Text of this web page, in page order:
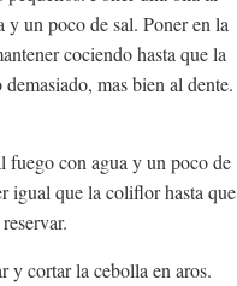
y un poco de sal. Poner en la
cociendo hasta que la
mas bien al dente.
fuego con agua y un poco de
igual que la coliflor hasta que
y cortar la cebolla en aros.